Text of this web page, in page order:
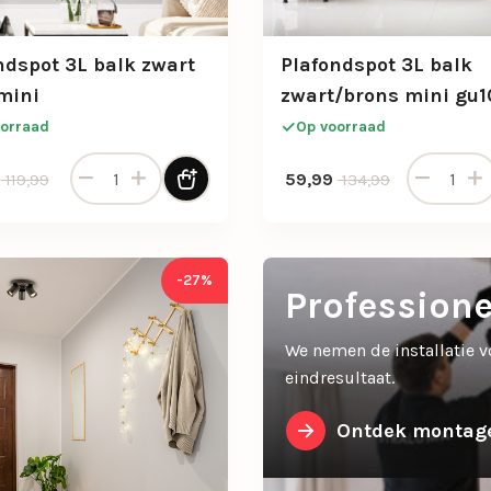
3L balk zwart
119,99 prijs was: 119,99.
prijs is: 59,99.
Plafondspot 3L balk zwart gu10 mini aantal
Plafondspot 3L balk
zwart/brons mini
Op voorraad
134,99
Oorspronkelijke prijs was:
59,99
Huidige prijs is: 59,99.
-27%
We nemen de installatie
eindresultaat.
Ontdek